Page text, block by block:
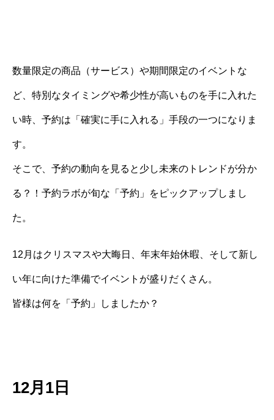
数量限定の商品（サービス）や期間限定のイベントな
ど、特別なタイミングや希少性が高いものを手に入れた
い時、予約は「確実に手に入れる」手段の一つになりま
す。
そこで、予約の動向を見ると少し未来のトレンドが分か
る？！予約ラボが旬な「予約」をピックアップしまし
た。
12月はクリスマスや大晦日、年末年始休暇、そして新し
い年に向けた準備でイベントが盛りだくさん。
皆様は何を「予約」しましたか？
12月1日